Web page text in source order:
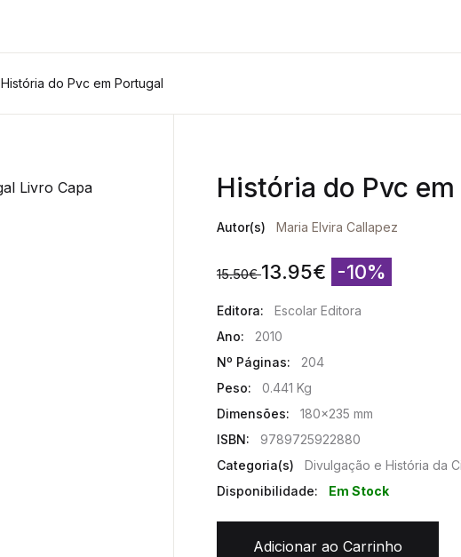
História do Pvc em Portugal
História do Pvc
Autor(s) Maria Elvira Callapez
15.50€ 13.95€ -10%
Editora:
Escolar Editora
Ano:
2010
Nº Páginas:
204
Peso:
0.441 Kg
Dimensões:
180x235 mm
ISBN:
9789725922880
Categoria(s)
Divulgação e História da
Disponibilidade:
Em Stock
Adicionar ao Carrinho